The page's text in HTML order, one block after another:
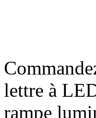
lettre à
rampe